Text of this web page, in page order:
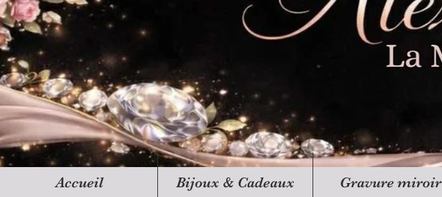
Accueil Bijoux & Cadeaux Gravure miroir